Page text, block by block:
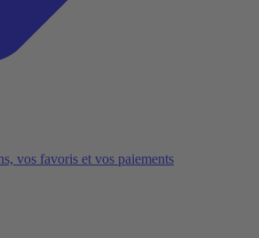
vos favoris et vos paiements